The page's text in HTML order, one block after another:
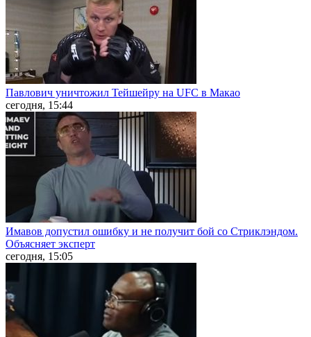
Павлович уничтожил Тейшейру на UFC в Макао
сегодня, 15:44
Имавов допустил ошибку и не получит бой со Стриклэндом.
Объясняет эксперт
сегодня, 15:05